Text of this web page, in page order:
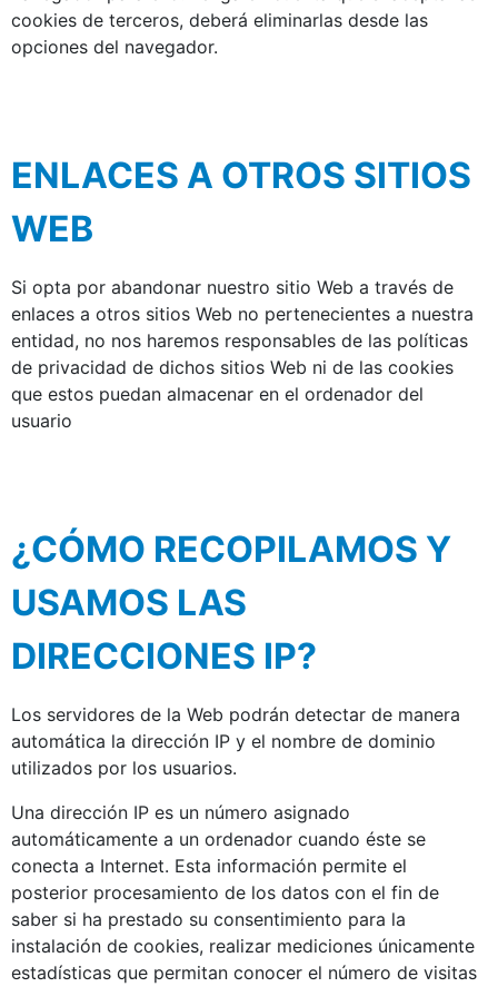
cookies de terceros, deberá eliminarlas desde las
opciones del navegador.
ENLACES A OTROS SITIOS
WEB
Si opta por abandonar nuestro sitio Web a través de
enlaces a otros sitios Web no pertenecientes a nuestra
entidad, no nos haremos responsables de las políticas
de privacidad de dichos sitios Web ni de las cookies
que estos puedan almacenar en el ordenador del
usuario
¿CÓMO RECOPILAMOS Y
USAMOS LAS
DIRECCIONES IP?
Los servidores de la Web podrán detectar de manera
automática la dirección IP y el nombre de dominio
utilizados por los usuarios.
Una dirección IP es un número asignado
automáticamente a un ordenador cuando éste se
conecta a Internet. Esta información permite el
posterior procesamiento de los datos con el fin de
saber si ha prestado su consentimiento para la
instalación de cookies, realizar mediciones únicamente
estadísticas que permitan conocer el número de visitas